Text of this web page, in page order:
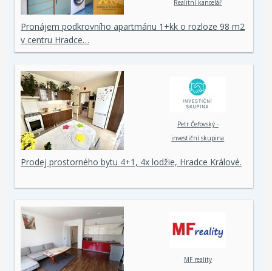
Realitní kancelář
Pronájem podkrovního apartmánu 1+kk o rozloze 98 m2
v centru Hradce…
Petr Čeřovský -
investiční skupina
Prodej prostorného bytu 4+1, 4x lodžie, Hradce Králové.
MF reality